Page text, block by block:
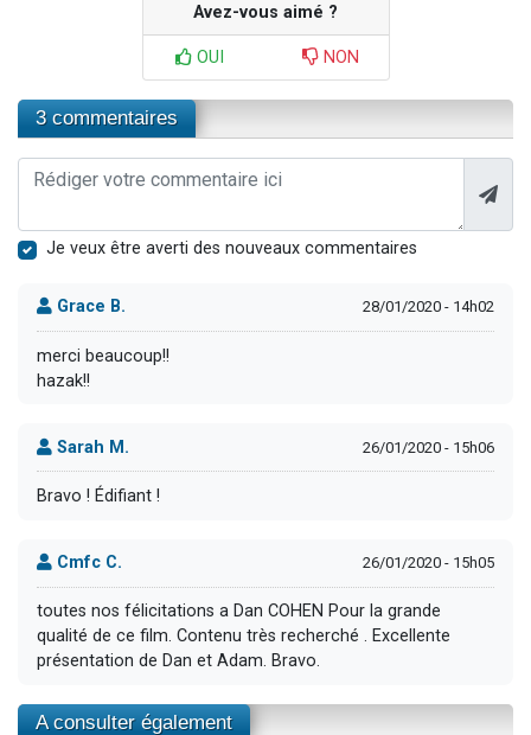
Avez-vous aimé ?
OUI NON
3 commentaires
Je veux être averti des nouveaux commentaires
Grace B. 28/01/2020 - 14h02
merci beaucoup!!
hazak!!
Sarah M. 26/01/2020 - 15h06
Bravo ! Édifiant !
Cmfc C. 26/01/2020 - 15h05
toutes nos félicitations a Dan COHEN Pour la grande
qualité de ce film. Contenu très recherché . Excellente
présentation de Dan et Adam. Bravo.
A consulter également